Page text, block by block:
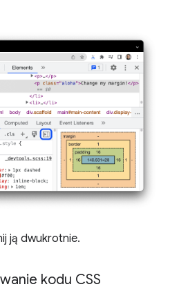
ją dwukrotnie.
kodu CSS